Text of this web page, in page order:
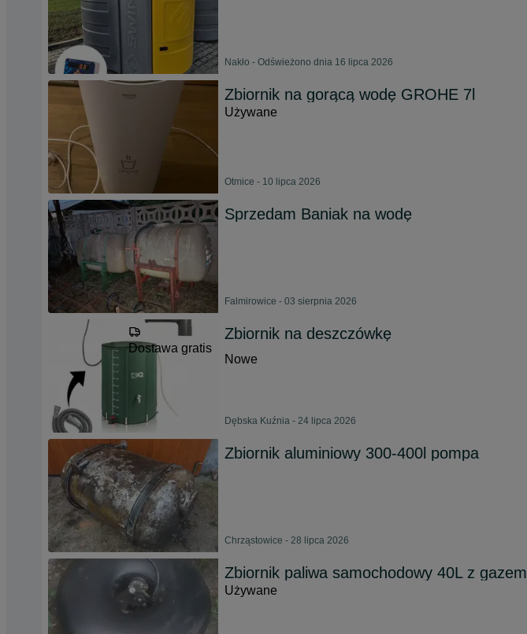
Nakło - Odświeżono dnia 16 lipca 2026
Zbiornik na gorącą wodę GROHE 7l
Używane
Otmice - 10 lipca 2026
Sprzedam Baniak na wodę
Falmirowice - 03 sierpnia 2026
Dostawa gratis
Zbiornik na deszczówkę
Nowe
Dębska Kuźnia - 24 lipca 2026
Zbiornik aluminiowy 300-400l pompa
Chrząstowice - 28 lipca 2026
Zbiornik paliwa samochodowy 40L z gazem
Używane